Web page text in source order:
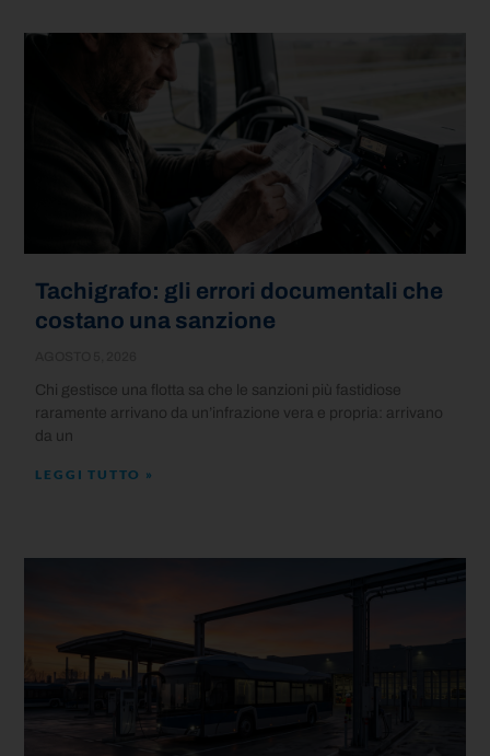
Tachigrafo: gli errori documentali che
costano una sanzione
Chi gestisce una flotta sa che le sanzioni più fastidiose
raramente arrivano da un’infrazione vera e propria: arrivano
da un
LEGGI TUTTO »